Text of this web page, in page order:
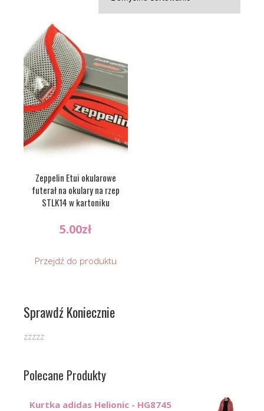
Zeppelin Etui okularowe
futerał na okulary na rzep
STLK14 w kartoniku
5.00zł
Przejdź do produktu
Sprawdź Koniecznie
zzzzz
Polecane Produkty
Kurtka adidas Helionic - HG8745